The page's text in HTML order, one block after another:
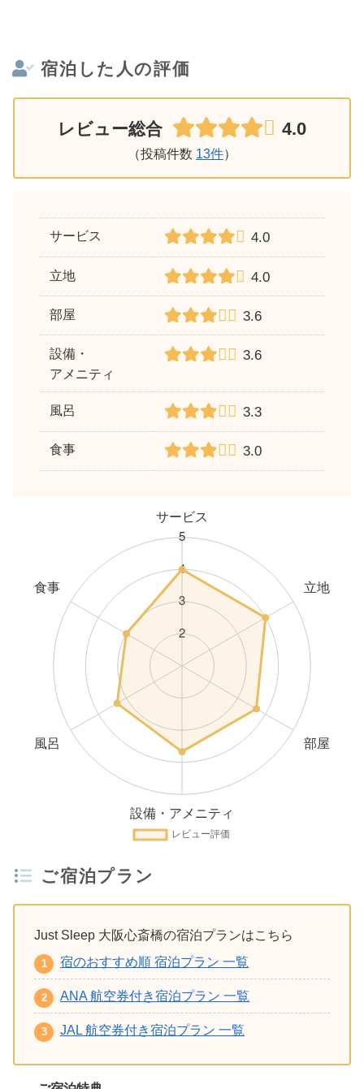
宿泊した人の評価
レビュー総合 4.0
（投稿件数 13件）
サービス 4.0
立地 4.0
部屋 3.6
設備・
アメニティ
3.6
風呂 3.3
食事 3.0
ご宿泊プラン
Just Sleep 大阪心斎橋の宿泊プランはこちら
宿のおすすめ順 宿泊プラン 一覧
ANA 航空券付き宿泊プラン 一覧
JAL 航空券付き宿泊プラン 一覧